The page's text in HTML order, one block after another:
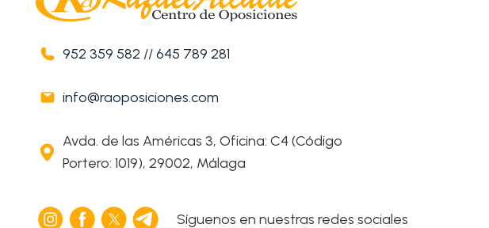
952 359 582 //645 789 281
info@raoposiciones.com
Avda. de las Américas 3, Oficina: C4 (Código
Portero: 1019), 29002, Málaga
Síguenos en nuestras redes sociales